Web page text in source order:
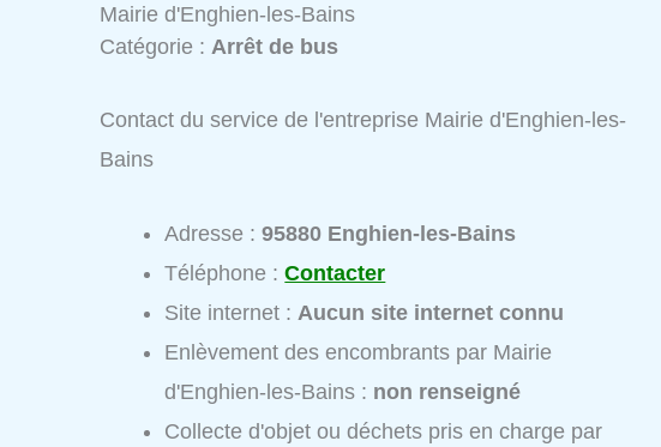
Mairie d'Enghien-les-Bains
Catégorie : Arrêt de bus
Contact du service de l'entreprise Mairie d'Enghien-les-
Bains
Adresse :95880 Enghien-les-Bains
Téléphone :Contacter
Site internet :Aucun site internet connu
Enlèvement des encombrants par Mairie
d'Enghien-les-Bains : non renseigné
Collecte d'objet ou déchets pris en charge par